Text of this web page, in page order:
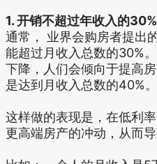
1. 开销不超过年收入的30%
通常， 业界会购房者提出
能超过月收入总数的30%
下降，人们会倾向于提高
是达到月收入总数的40%。
这样做的表现是，在低利
更高端房产的冲动，从而